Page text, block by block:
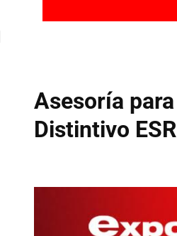
Asesoría para
Distintivo ESR